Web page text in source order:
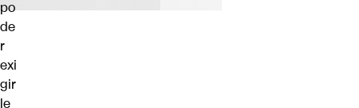
po
de
r
exi
gir
le